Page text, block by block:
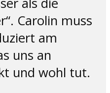
Carolin muss
am
uns an
und wohl tut.